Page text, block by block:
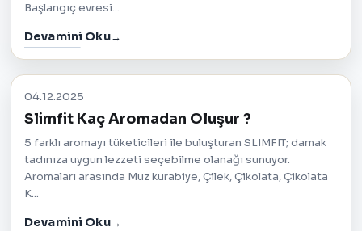
Başlangıç evresi...
Devamini Oku
04.12.2025
Slimfit Kaç Aromadan Oluşur ?
5 farklı aromayı tüketicileri ile buluşturan SLIMFIT; damak
tadınıza uygun lezzeti seçebilme olanağı sunuyor.
Aromaları arasında Muz kurabiye, Çilek, Çikolata, Çikolata
K...
Devamini Oku